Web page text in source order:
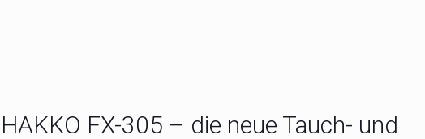
HAKKO FX-305 – die neue Tauch- und